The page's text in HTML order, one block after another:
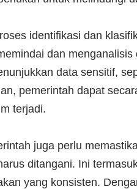
identifikasi dan
dan
data sensitif,
pemerintah dapat
terjadi.
juga perlu
ditangani. Ini
yang konsisten.